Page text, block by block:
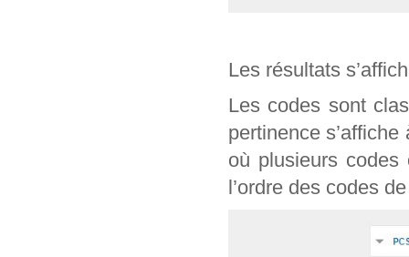
Les résultats
Les codes sont
pertinence
où plusieurs
l’ordre des codes